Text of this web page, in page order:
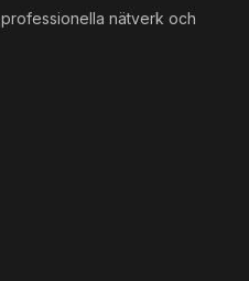
nätverk och